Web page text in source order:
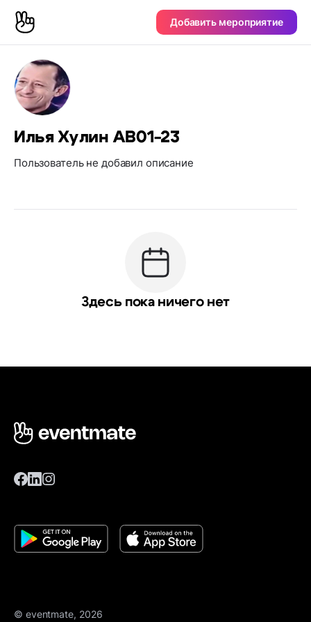
Добавить мероприятие
Илья Хулин АВ01-23
Пользователь не добавил описание
Здесь пока ничего нет
© eventmate, 2026